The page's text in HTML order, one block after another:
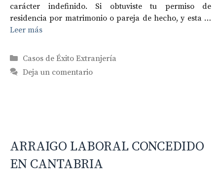
carácter indefinido. Si obtuviste tu permiso de
residencia por matrimonio o pareja de hecho, y esta …
Leer más
Categorías
Casos de Éxito Extranjería
Deja un comentario
ARRAIGO LABORAL CONCEDIDO
EN CANTABRIA